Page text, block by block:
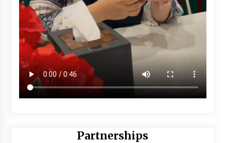
Partnerships